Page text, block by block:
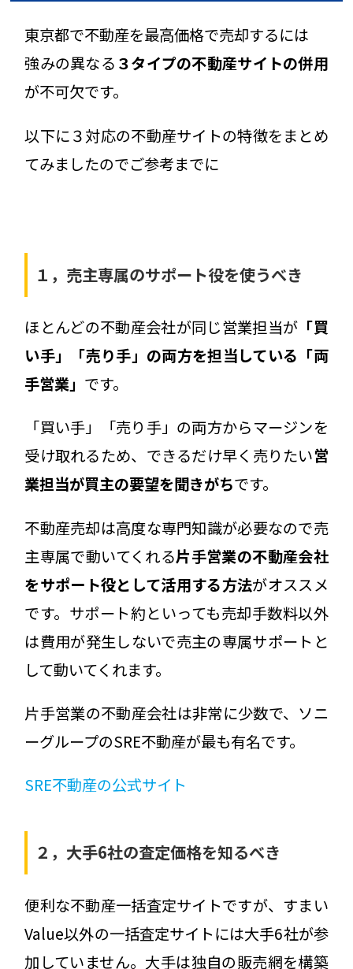
東京都で不動産を最高価格で売却するには
強みの異なる ３タイプの不動産サイトの併用
が不可欠です。
以下に３対応の不動産サイトの特徴をまとめ
てみましたのでご参考までに
１，売主専属のサポート役を使うべき
ほとんどの不動産会社が同じ営業担当が 「買
い手」「売り手」の両方を担当している「両
手営業」 です。
「買い手」「売り手」の両方からマージンを
受け取れるため、できるだけ早く売りたい営
業担当が買主の要望を聞きがちです。
不動産売却は高度な専門知識が必要なので売
主専属で動いてくれる片手営業の不動産会社
をサポート役として活用する方法がオススメ
です。サポート約といっても売却手数料以外
は費用が発生しないで売主の専属サポートと
して動いてくれます。
片手営業の不動産会社は非常に少数で、ソニ
ーグループのSRE不動産が最も有名です。
SRE不動産の公式サイト
２，大手6社の査定価格を知るべき
便利な不動産一括査定サイトですが、すまい
Value以外の一括査定サイトには大手6社が参
加していません。大手は独自の販売網を構築